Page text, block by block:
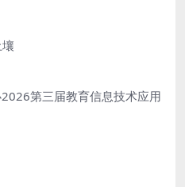
第三届教育信息技术应用